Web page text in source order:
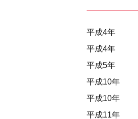
平成4年
平成4年
平成5年
平成10年
平成10年
平成11年